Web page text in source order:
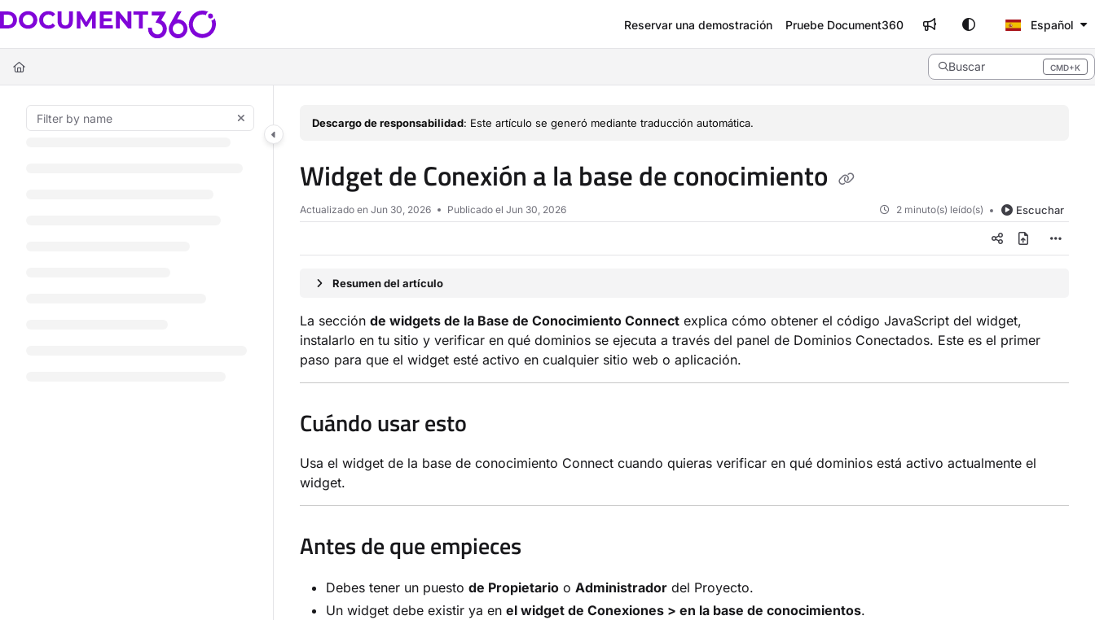
Documentation Index
Fetch the complete documentation index at:
Use this file to discover all available pages before exploring further.
Reservar una demostración Pruebe Document360 Español
Buscar CMD+K
Press CMD+K to open search
Descargo de responsabilidad: Este artículo se generó mediante traducción automática.
Widget de Conexión a la base de conocimiento
Actualizado en Jun 30, 2026 Publicado el Jun 30, 2026 2 minuto(s) leído(s) Escuchar
Resumen del artículo
La sección de widgets de la Base de Conocimiento Connect explica cómo obtener el código JavaScript del widget,
instalarlo en tu sitio y verificar en qué dominios se ejecuta a través del panel de Dominios Conectados. Este es el primer
paso para que el widget esté activo en cualquier sitio web o aplicación.
Cuándo usar esto
Usa el widget de la base de conocimiento Connect cuando quieras verificar en qué dominios está activo actualmente el
widget.
Antes de que empieces
Debes tener un puesto de Propietario o Administrador del Proyecto.
Un widget debe existir ya en el widget de Conexiones > en la base de conocimientos.